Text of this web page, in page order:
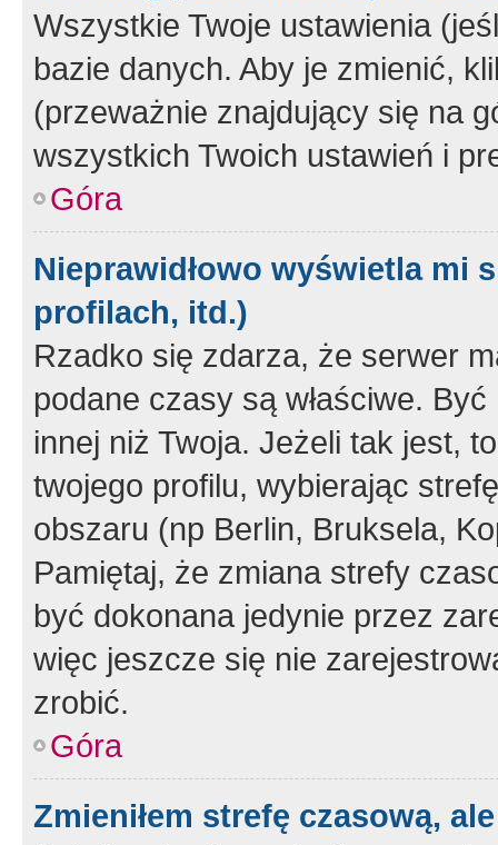
Wszystkie Twoje ustawienia
bazie danych. Aby je zmienić,
(przeważnie znajdujący się na
wszystkich Twoich ustawień i
Góra
Nieprawidłowo wyświetla mi
profilach, itd.)
Rzadko się zdarza, że serwer
podane czasy są właściwe.
innej niż Twoja. Jeżeli tak jest,
twojego profilu, wybierając
obszaru (np Berlin, Bruksela,
Pamiętaj, że zmiana strefy
być dokonana jedynie przez
więc jeszcze się nie
zrobić.
Góra
Zmieniłem strefę czasową,